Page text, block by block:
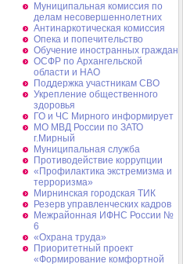
Муниципальная комиссия по
делам несовершеннолетних
Антинаркотическая комиссия
Опека и попечительство
Обучение иностранных граждан
ОСФР по Архангельской
области и НАО
Поддержка участникам СВО
Укрепление общественного
здоровья
ГО и ЧС Мирного информирует
МО МВД России по ЗАТО
г.Мирный
Муниципальная cлужба
Противодействие коррупции
«Профилактика экстремизма и
терроризма»
Мирнинская городская ТИК
Резерв управленческих кадров
Межрайонная ИФНС России №
6
«Охрана труда»
Приоритетный проект
«Формирование комфортной